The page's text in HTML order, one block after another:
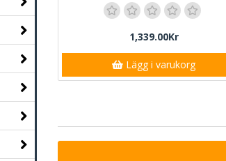
1,339.00Kr
Lägg i varukorg